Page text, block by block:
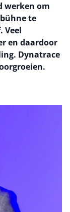
werken om
te
Veel
en daardoor
Dynatrace